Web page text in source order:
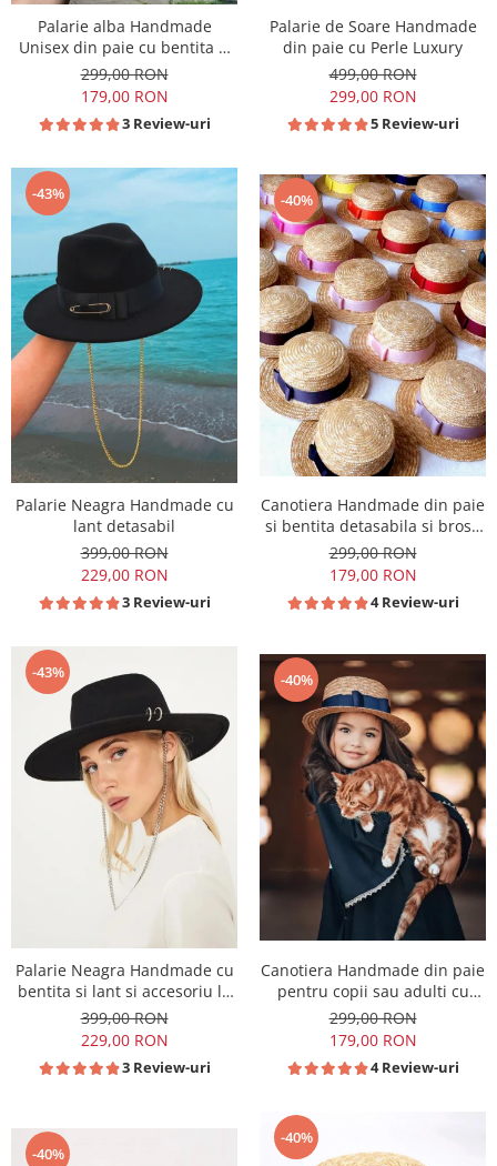
Palarie alba Handmade
Unisex din paie cu bentita si
accesoriu la alegere
299,00 RON
179,00 RON
3 Review-uri
Palarie de Soare Handmade
din paie cu Perle Luxury
499,00 RON
299,00 RON
5 Review-uri
-43%
Palarie Neagra Handmade cu
lant detasabil
399,00 RON
229,00 RON
3 Review-uri
-40%
Canotiera Handmade din paie
si bentita detasabila si brosa
la alegere
299,00 RON
179,00 RON
4 Review-uri
-43%
Palarie Neagra Handmade cu
bentita si lant si accesoriu la
alegere
399,00 RON
229,00 RON
3 Review-uri
-40%
Canotiera Handmade din paie
pentru copii sau adulti cu
Borul cel mai mic
299,00 RON
179,00 RON
4 Review-uri
-40%
-40%